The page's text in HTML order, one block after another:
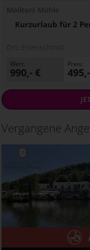
Kurzurlaub für 2
Wert:
990,- €
Preis:
Vergangene